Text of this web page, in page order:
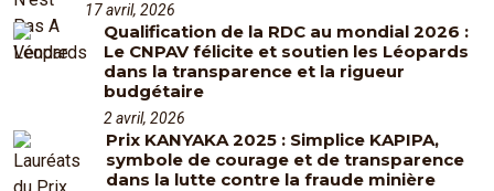
17 avril, 2026
Qualification de la RDC au mondial 2026 :
Le CNPAV félicite et soutien les Léopards
dans la transparence et la rigueur
budgétaire
2 avril, 2026
Prix KANYAKA 2025 : Simplice KAPIPA,
symbole de courage et de transparence
dans la lutte contre la fraude minière